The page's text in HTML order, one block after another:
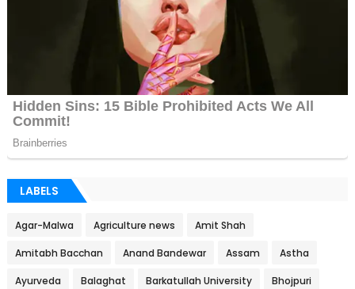
LABELS
Agar-Malwa Agriculture news Amit Shah
Amitabh Bacchan Anand Bandewar Assam Astha
Ayurveda Balaghat Barkatullah University Bhojpuri